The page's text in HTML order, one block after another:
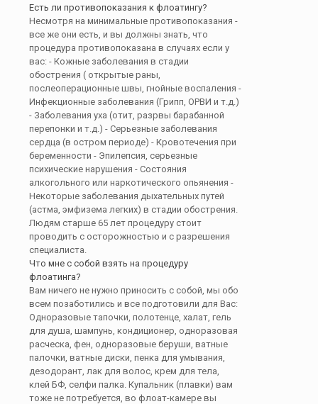
Есть ли противопоказания к флоатингу?
Несмотря на минимальные противопоказания -
все же они есть, и вы должны знать, что
процедура противопоказана в случаях если у
вас: - Кожные заболевания в стадии
обострения ( открытые раны,
послеоперационные швы, гнойные воспаления -
Инфекционные заболевания (Грипп, ОРВИ и т.д.)
- Заболевания уха (отит, разрвы барабанной
перепонки и т.д.) - Серьезные заболевания
сердца (в остром периоде) - Кровотечения при
беременности - Эпилепсия, серьезные
психические нарушения - Состояния
алкогольного или наркотического опьянения -
Некоторые заболевания дыхательных путей
(астма, эмфизема легких) в стадии обострения.
Людям старше 65 лет процедуру стоит
проводить с осторожностью и с разрешения
специалиста.
Что мне с собой взять на процедуру
флоатинга?
Вам ничего не нужно приносить с собой, мы обо
всем позаботились и все подготовили для Вас:
Одноразовые тапочки, полотенце, халат, гель
для душа, шампунь, кондиционер, одноразовая
расческа, фен, одноразовые беруши, ватные
палочки, ватные диски, пенка для умывания,
дезодорант, лак для волос, крем для тела,
клей БФ, селфи палка. Купальник (плавки) вам
тоже не потребуется, во флоат-камере вы